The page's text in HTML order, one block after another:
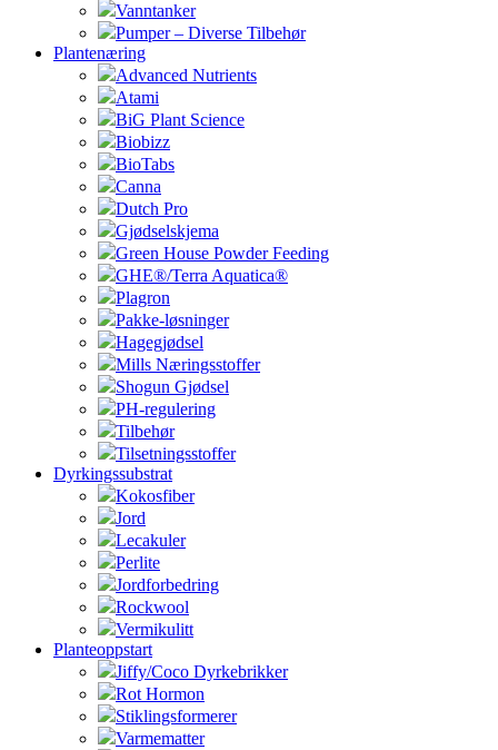
Vanntanker
Pumper – Diverse Tilbehør
Plantenæring
Advanced Nutrients
Atami
BiG Plant Science
Biobizz
BioTabs
Canna
Dutch Pro
Gjødselskjema
Green House Powder Feeding
GHE®/Terra Aquatica®
Plagron
Pakke-løsninger
Hagegjødsel
Mills Næringsstoffer
Shogun Gjødsel
PH-regulering
Tilbehør
Tilsetningsstoffer
Dyrkingssubstrat
Kokosfiber
Jord
Lecakuler
Perlite
Jordforbedring
Rockwool
Vermikulitt
Planteoppstart
Jiffy/Coco Dyrkebrikker
Rot Hormon
Stiklingsformerer
Varmematter